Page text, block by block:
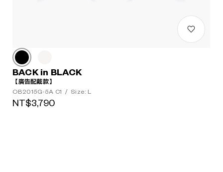
BACK in BLACK
【廣告配戴款】
OB2015G-5A C1 / Size: L
NT$3,790